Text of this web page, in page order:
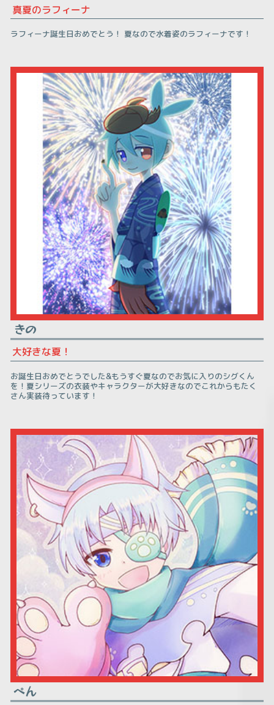
真夏のラフィーナ
ラフィーナ誕生日おめでとう！ 夏なので水着姿のラフィーナです！
きの
大好きな夏！
お誕生日おめでとうでした&もうすぐ夏なのでお気に入りのシグくん
を！夏シリーズの衣装やキャラクターが大好きなのでこれからもたく
さん実装待っています！
ぺん